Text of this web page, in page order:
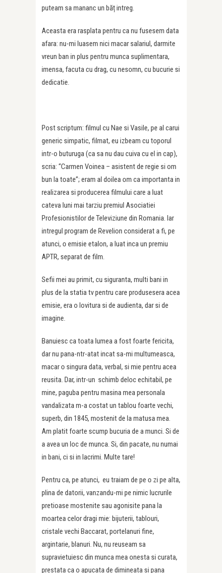
puteam sa mananc un băț intreg.
Aceasta era rasplata pentru ca nu fusesem data
afara: nu-mi luasem nici macar salariul, darmite
vreun ban in plus pentru munca suplimentara,
imensa, facuta cu drag, cu nesomn, cu bucurie si
dedicatie.
Post scriptum: filmul cu Nae si Vasile, pe al carui
generic simpatic, filmat, eu izbeam cu toporul
intr-o buturuga (ca sa nu dau cuiva cu el in cap),
scria: “Carmen Voinea – asistent de regie si om
bun la toate”; eram al doilea om ca importanta in
realizarea si producerea filmului care a luat
cateva luni mai tarziu premiul Asociatiei
Profesionistilor de Televiziune din Romania. Iar
intregul program de Revelion considerat a fi, pe
atunci, o emisie etalon, a luat inca un premiu
APTR, separat de film.
Sefii mei au primit, cu siguranta, multi bani in
plus de la statia tv pentru care produsesera acea
emisie, era o lovitura si de audienta, dar si de
imagine.
Banuiesc ca toata lumea a fost foarte fericita,
dar nu pana-ntr-atat incat sa-mi multumeasca,
macar o singura data, verbal, si mie pentru acea
reusita. Dar, intr-un schimb deloc echitabil, pe
mine, paguba pentru masina mea personala
vandalizata m-a costat un tablou foarte vechi,
superb, din 1845, mostenit de la matusa mea.
Am platit foarte scump bucuria de a munci. Si de
a avea un loc de munca. Si, din pacate, nu numai
in bani, ci si in lacrimi. Multe tare!
Pentru ca, pe atunci, eu traiam de pe o zi pe alta,
plina de datorii, vanzandu-mi pe nimic lucrurile
pretioase mostenite sau agonisite pana la
moartea celor dragi mie: bijuterii, tablouri,
cristale vechi Baccarat, portelanuri fine,
argintarie, blanuri. Nu, nu reuseam sa
supravietuiesc din munca mea onesta si curata,
prestata ca o apucata de dimineata si pana